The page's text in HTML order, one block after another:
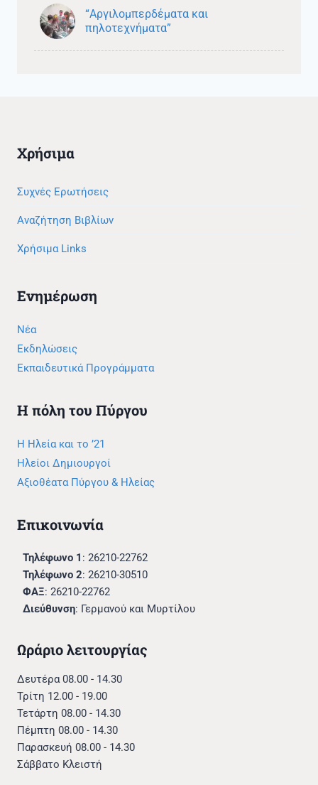
“Αργιλομπερδέματα και
πηλοτεχνήματα”
Χρήσιμα
Συχνές Ερωτήσεις
Αναζήτηση Βιβλίων
Χρήσιμα Links
Ενημέρωση
Νέα
Εκδηλώσεις
Εκπαιδευτικά Προγράμματα
Η πόλη του Πύργου
Η Ηλεία και το ’21
Ηλείοι Δημιουργοί
Αξιοθέατα Πύργου & Ηλείας
Επικοινωνία
Τηλέφωνο 1 : 26210-22762
Τηλέφωνο 2: 26210-30510
ΦΑΞ: 26210-22762
Διεύθυνση: Γερμανού και Μυρτίλου
Ωράριο λειτουργίας
Δευτέρα 08.00 - 14.30
Τρίτη 12.00 - 19.00
Τετάρτη 08.00 - 14.30
Πέμπτη 08.00 - 14.30
Παρασκευή 08.00 - 14.30
Σάββατο Κλειστή